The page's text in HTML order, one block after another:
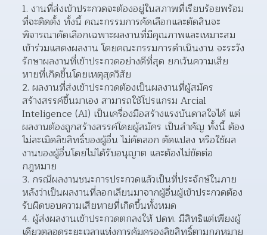
งานที่ส่งเข้าประกวดจะต้องอยู่ในสภาพที่เรียบร้อยพร้อม
ที่จะติดตั้ง ทั้งนี้ คณะกรรมการคัดเลือกและตัดสินจะ
พิจารณาคัดเลือกเฉพาะผลงานที่มีคุณภาพและเหมาะสม
เข้าร่วมแสดงผลงาน โดยคณะกรรมการดำเนินงาน จะระวัง
รักษาผลงานที่เข้าประกวดอย่างดีที่สุด ยกเว้นความเสีย
หายที่เกิดขึ้นโดยเหตุสุดวิสัย
ผลงานที่ส่งเข้าประกวดต้องเป็นผลงานที่ผู้สมัคร
สร้างสรรค์ขึ้นมาเอง สามารถใช้โปรแกรม Arcial
Inteligence (Al) เป็นเครื่องมือสร้างแรงบันดาลใจได้ แต่
ผลงานต้องถูกสร้างสรรค์โดยผู้สมัคร เป็นสำคัญ ทั้งนี้ ต้อง
ไม่ละเมิดลิขสิทธิ์ของผู้อื่น ไม่คัดลอก ตัดแปลง หรือใช้ผล
งานของผู้อื่นโดยไม่ได้รับอนุญาต และต้องไม่ขัดต่อ
กฎหมาย
กรณีผลงานชนะการประกวดแล้วเป็นที่ประจักษ์ในภาย
หลังว่าเป็นผลงานที่ลอกเลียนมาจากผู้อื่นผู้เข้าประกวดต้อง
รับผิดขอบความเสียหายที่เกิดขึ้นทั้งหมด
ผู้ส่งผลงานเข้าประกวดตกลงให้ ปดท. มีสิทธิแต่เพียงผู้